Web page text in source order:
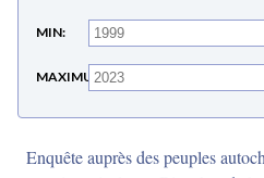
MIN
MAXIMUM
Enquête auprès des peuples